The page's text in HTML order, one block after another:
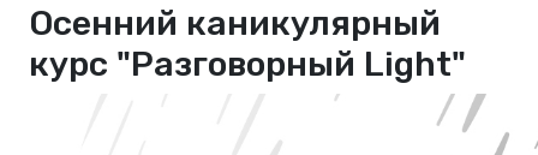
Осенний каникулярный
курс "Разговорный Light"